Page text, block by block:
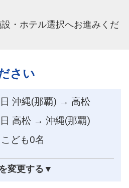
・ホテル選択へお進みくだ
さい
沖縄(那覇) → 高松
高松 → 沖縄(那覇)
ども0名
変更する▼